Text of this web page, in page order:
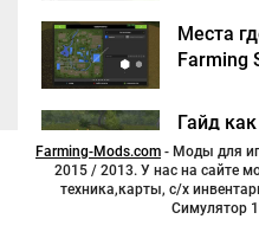
Места
Farming
Гайд
Farming-Mods.com - Моды для
2015 / 2013. У нас на сайте
техника,карты, с/х
Симулятор